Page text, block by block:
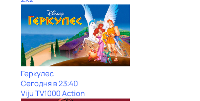
Геркулес
Сегодня в 23:40
Viju TV1000 Action